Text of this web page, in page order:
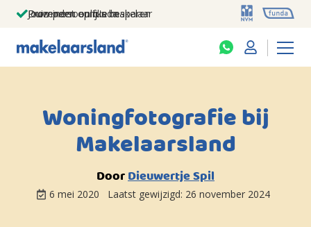
Jouw persoonlijke makelaar
Duizenden euro's besparen
Prominent op funda
Woningfotografie bij
Makelaarsland
DoorDieuwertje Spil
6 mei 2020 Laatst gewijzigd: 26 november 2024